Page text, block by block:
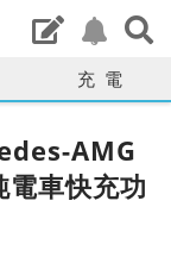
充電
AMG
車快充功